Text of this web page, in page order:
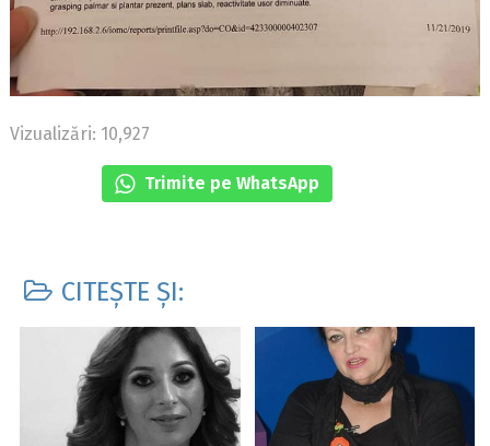
Vizualizări: 10,927
Trimite pe WhatsApp
CITEȘTE ȘI: